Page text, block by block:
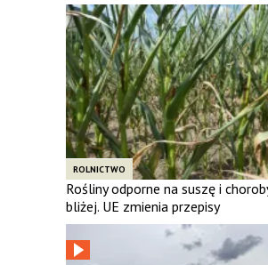
ROLNICTWO
Rośliny odporne na suszę i
bliżej. UE zmienia przepisy